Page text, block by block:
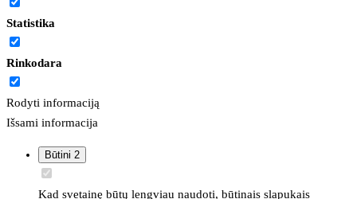
Statistika
Rinkodara
Rodyti informaciją
Išsami informacija
Būtini 2
Kad svetainę būtų lengviau naudoti, būtinais slapukais